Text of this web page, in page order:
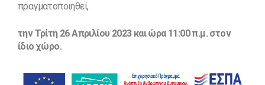
πραγματοποιηθεί,
την Τρίτη 26 Απριλίου 2023 και ώρα 11:00 π.μ. στον
ίδιο χώρο.